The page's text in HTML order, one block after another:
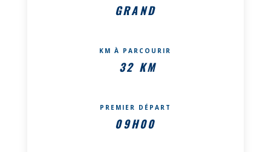
GRAND
KM À PARCOURIR
32 KM
PREMIER DÉPART
09H00